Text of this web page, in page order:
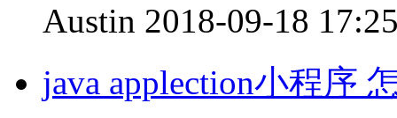
Austin 2018-09-18
java applection小程序